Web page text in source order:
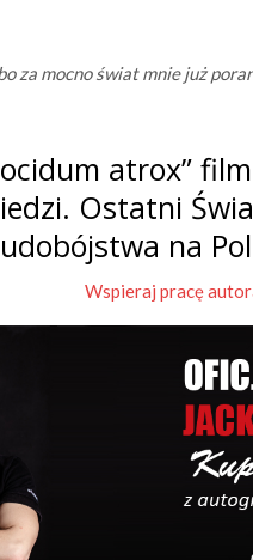
za mocno świat mnie już
atrox”
Ostatni
na
Wspieraj pracę